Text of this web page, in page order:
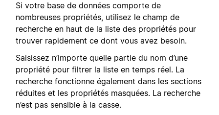
Si votre base de données comporte de
nombreuses propriétés, utilisez le champ de
recherche en haut de la liste des propriétés pour
trouver rapidement ce dont vous avez besoin.
Saisissez n’importe quelle partie du nom d’une
propriété pour filtrer la liste en temps réel. La
recherche fonctionne également dans les sections
réduites et les propriétés masquées. La recherche
n’est pas sensible à la casse.